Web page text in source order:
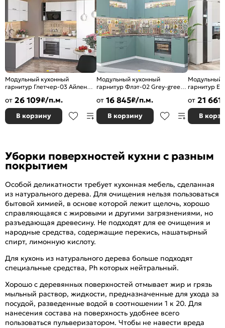
Модульный кухонный
гарнитур Глетчер-03 Айленд
2140x1200/2000x600
от 26 109₽/п.м.
В корзину
Модульный кухонный
гарнитур Флэт-02 Grey-green
2340x2390/1700x600
от 16 845₽/п.м.
В корзину
Модульный
гарнитур
2500x2400/
от 21 661
В
Уборки поверхностей кухни с разным
покрытием
Особой деликатности требует кухонная мебель, сделанная
из натурального дерева. Для очищения нельзя пользоваться
бытовой химией, в основе которой лежит щелочь, хорошо
справляющаяся с жировыми и другими загрязнениями, но
разъедающая древесину. Не подходят для ее очищения и
народные средства, содержащие перекись, нашатырный
спирт, лимонную кислоту.
Для кухонь из натурального дерева больше подходят
специальные средства, Ph которых нейтральный.
Хорошо с деревянных поверхностей отмывает жир и грязь
мыльный раствор, жидкости, предназначенные для ухода за
посудой, разведенные водой в соотношении 1 к 20. Для
нанесения состава на поверхность удобнее всего
пользоваться пульверизатором. Чтобы не навести вреда